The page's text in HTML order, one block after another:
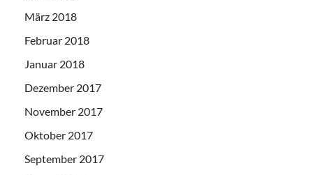
März 2018
Februar 2018
Januar 2018
Dezember 2017
November 2017
Oktober 2017
September 2017